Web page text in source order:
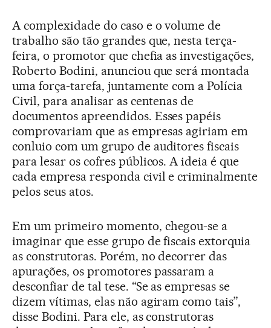
A complexidade do caso e o volume de
trabalho são tão grandes que, nesta terça-
feira, o promotor que chefia as investigações,
Roberto Bodini, anunciou que será montada
uma força-tarefa, juntamente com a Polícia
Civil, para analisar as centenas de
documentos apreendidos. Esses papéis
comprovariam que as empresas agiriam em
conluio com um grupo de auditores fiscais
para lesar os cofres públicos. A ideia é que
cada empresa responda civil e criminalmente
pelos seus atos.
Em um primeiro momento, chegou-se a
imaginar que esse grupo de fiscais extorquia
as construtoras. Porém, no decorrer das
apurações, os promotores passaram a
desconfiar de tal tese. “Se as empresas se
dizem vítimas, elas não agiram como tais”,
disse Bodini. Para ele, as construtoras